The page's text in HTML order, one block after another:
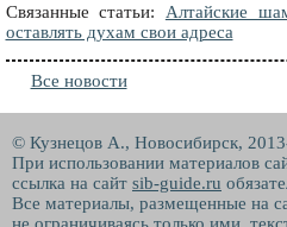
Связанные статьи: Алтайские
оставлять духам свои адреса
Все новости
© Кузнецов А., Новосибирск,
При использовании материалов
ссылка на сайт sib-guide.ru
Все материалы, размещенные на